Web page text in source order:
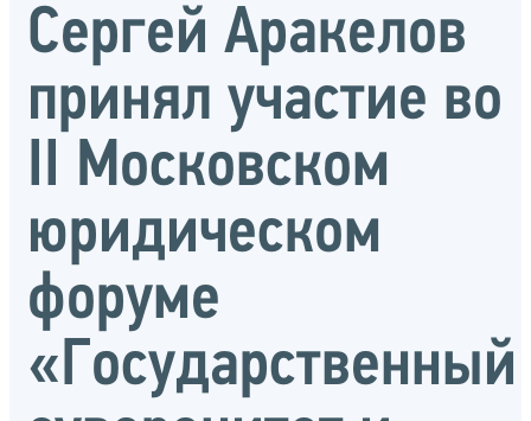
Сергей Аракелов
принял участие во
II Московском
юридическом
форуме
«Государственный